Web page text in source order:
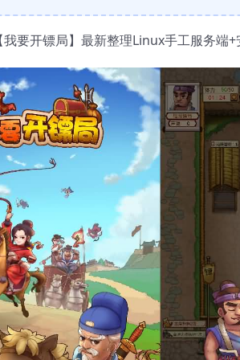
要开镖局】最新整理Linux手工服务端+